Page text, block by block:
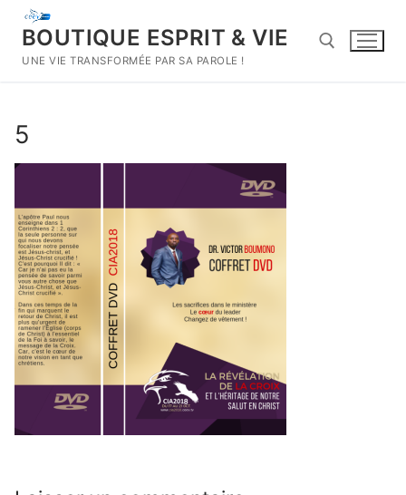
Aller
contenu
BOUTIQUE ESPRIT & VIE
UNE VIE TRANSFORMÉE PAR SA PAROLE !
5